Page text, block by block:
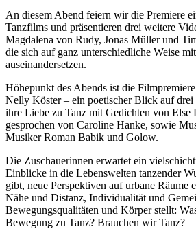
An diesem Abend feiern wir die Premiere
Tanzfilms und präsentieren drei weitere
Magdalena von Rudy, Jonas Müller und
die sich auf ganz unterschiedliche Weise
auseinandersetzen.
Höhepunkt des Abends ist die
Nelly Köster – ein poetischer Blick auf drei
ihre Liebe zu Tanz mit Gedichten von Else
gesprochen von Caroline Hanke, sowie
Musiker Roman Babik und Golow.
Die Zuschauerinnen erwartet ein
Einblicke in die Lebenswelten tanzender
gibt, neue Perspektiven auf urbane Räume
Nähe und Distanz, Individualität und
Bewegungsqualitäten und Körper stellt:
Bewegung zu Tanz? Brauchen wir Tanz?